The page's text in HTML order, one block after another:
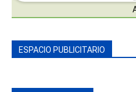
ESPACIO PUBLICITARIO